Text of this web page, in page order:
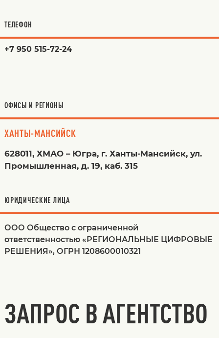
ТЕЛЕФОН
+7 950 515-72-24
ОФИСЫ И РЕГИОНЫ
ХАНТЫ-МАНСИЙСК
628011, ХМАО – Югра, г. Ханты-Мансийск, ул.
Промышленная, д. 19, каб. 315
ЮРИДИЧЕСКИЕ ЛИЦА
ООО Общество с ограниченной
ответственностью «РЕГИОНАЛЬНЫЕ ЦИФРОВЫЕ
РЕШЕНИЯ», ОГРН 1208600010321
ЗАПРОС В АГЕНТСТВО